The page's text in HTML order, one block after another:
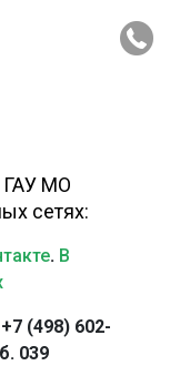
ГАУ МО
сетях:
. В
(498) 602-
039